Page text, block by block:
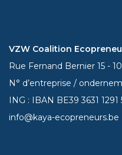
VZW Coalition
Rue Fernand Bernier 15 -
N° d’entreprise /
ING : IBAN BE393631 1291
info@kaya-ecopreneurs.be